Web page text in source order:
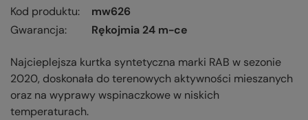
Kod produktu
mw626
Gwarancja
Rękojmia 24 m-ce
Najcieplejsza kurtka syntetyczna marki RAB w sezonie
2020, doskonała do terenowych aktywności mieszanych
oraz na wyprawy wspinaczkowe w niskich
temperaturach.